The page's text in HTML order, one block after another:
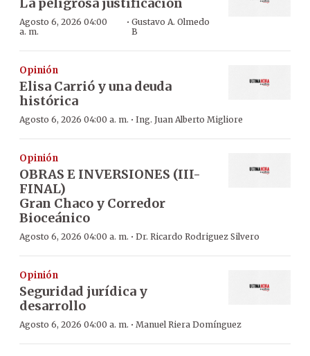
Agosto 6, 2026 04:00
a. m.
· Gustavo A. Olmedo
B
Opinión
Elisa Carrió y una deuda
histórica
Agosto 6, 2026 04:00 a. m. · Ing. Juan Alberto Migliore
Opinión
OBRAS E INVERSIONES (III-
FINAL)
Gran Chaco y Corredor
Bioceánico
Agosto 6, 2026 04:00 a. m. · Dr. Ricardo Rodriguez Silvero
Opinión
Seguridad jurídica y
desarrollo
Agosto 6, 2026 04:00 a. m. · Manuel Riera Domínguez